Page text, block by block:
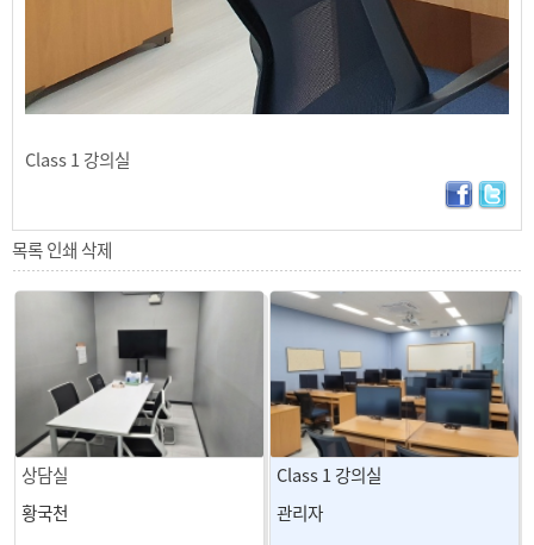
Class 1 강의실
목록인쇄 삭제
상담실
황국천
Class 1 강의실
관리자